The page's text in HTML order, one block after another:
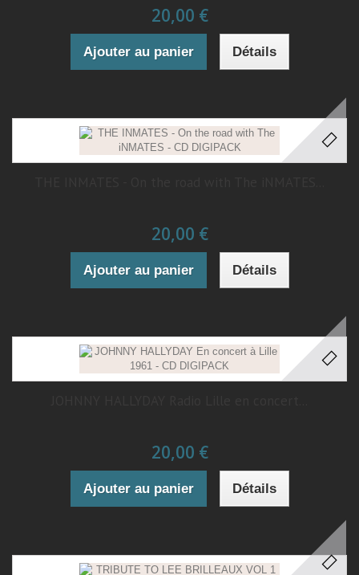
20,00 €
Ajouter au panier Détails
20,00 €
Ajouter au panier Détails
20,00 €
Ajouter au panier Détails